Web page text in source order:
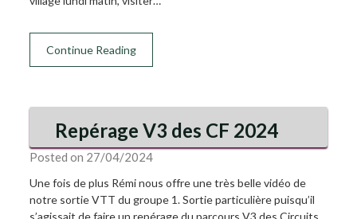
Continue Reading
Repérage V3 des CF 2024
Posted on 27/04/2024
Une fois de plus Rémi nous offre une très belle vidéo de
notre sortie VTT du groupe 1. Sortie particulière puisqu’il
s’agissait de faire un repérage du parcours V3 des Circuits